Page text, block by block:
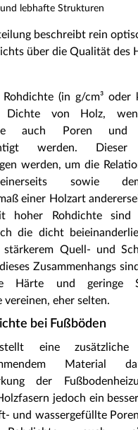
lebhafte Strukturen
beschreibt rein
über die Qualität des
(in g/cm³ oder
Dichte von Holz,
auch Poren und
werden.
werden, um die
sowie
einer Holzart
hoher Rohdichte sind
die dicht
Quell- und
Zusammenhangs
Härte und geringe
vereinen, eher selten.
bei Fußböden
eine
Material
der
jedoch ein
und wassergefüllte